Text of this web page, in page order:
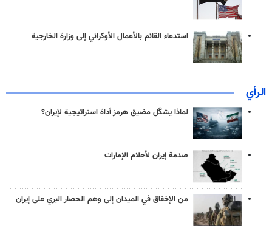
استدعاء القائم بالأعمال الأوكراني إلى وزارة الخارجية
الرأي
لماذا يشكّل مضيق هرمز أداة استراتيجية لإيران؟
صدمة إيران لأحلام الإمارات
من الإخفاق في الميدان إلى وهم الحصار البري على إيران